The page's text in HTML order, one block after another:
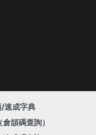
速成字典
頡碼查詢）